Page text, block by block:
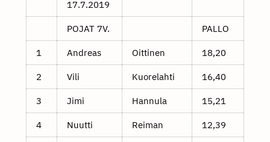
17.7.2019
POJAT 7V. PALLO
1 Andreas Oittinen 18,20
2 Vili Kuorelahti 16,40
3 Jimi Hannula 15,21
4 Nuutti Reiman 12,39